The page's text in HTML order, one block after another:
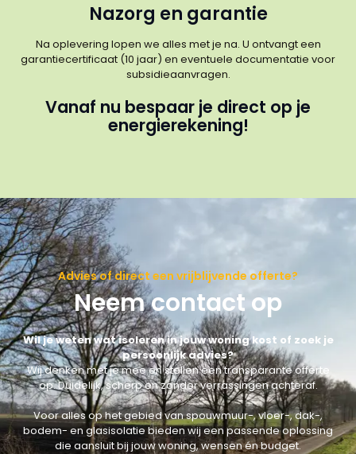
Nazorg en garantie
Na oplevering lopen we alles met je na. U ontvangt een
garantiecertificaat (10 jaar) en eventuele documentatie voor
subsidieaanvragen.
Vanaf nu bespaar je direct op je
energierekening!
Advies of direct een vrijblijvende offerte?
Neem contact op
Wil je weten wat isoleren in jouw woning kost of zoek je
persoonlijk advies?
Wij denken met je mee en stellen een transparante offerte
op. Duidelijk, scherp en zonder verrassingen achteraf.
Voor alles op het gebied van spouwmuur-, vloer-, dak-,
bodem- en glasisolatie bieden wij een passende oplossing
die aansluit bij jouw woning, wensen én budget.